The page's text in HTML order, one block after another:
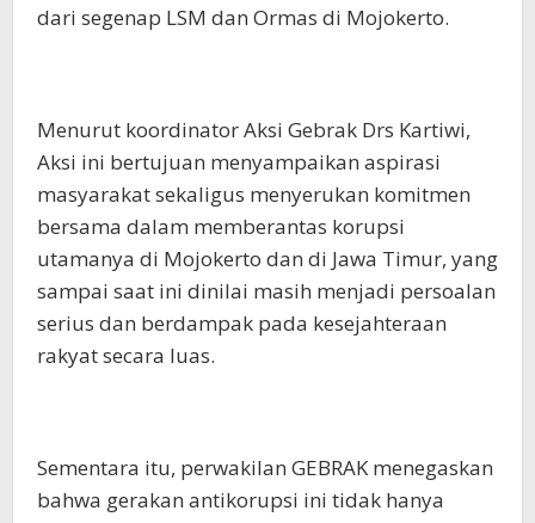
dari segenap LSM dan Ormas di Mojokerto.
Menurut koordinator Aksi Gebrak Drs Kartiwi,
Aksi ini bertujuan menyampaikan aspirasi
masyarakat sekaligus menyerukan komitmen
bersama dalam memberantas korupsi
utamanya di Mojokerto dan di Jawa Timur, yang
sampai saat ini dinilai masih menjadi persoalan
serius dan berdampak pada kesejahteraan
rakyat secara luas.
Sementara itu, perwakilan GEBRAK menegaskan
bahwa gerakan antikorupsi ini tidak hanya